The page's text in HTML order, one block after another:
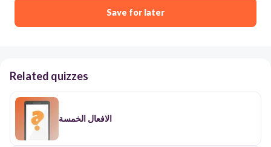
Save for later
Related quizzes
الافعال الخمسة